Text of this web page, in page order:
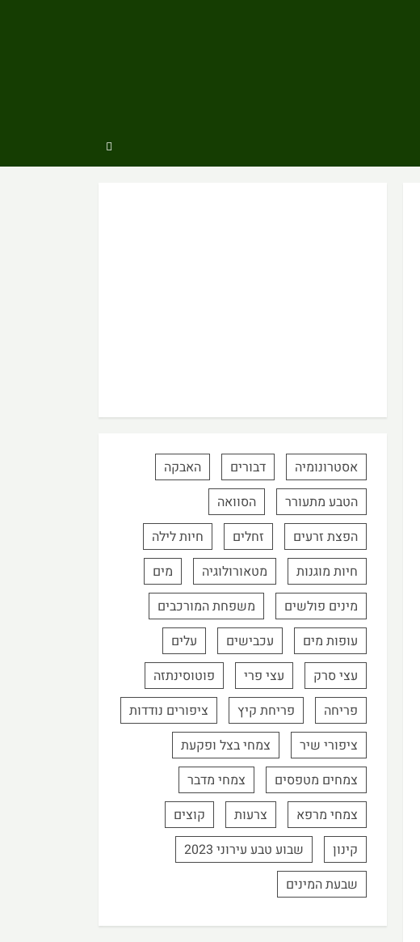
אסטרונומיה דבורים
האבקה
הטבע מתעורר
הסוואה
הפצת זרעים
זחלים
חיות לילה
חיות מוגנות
מטאורולוגיה
מים
מינים פולשים
משפחת המורכבים
עופות מים
עכבישים
עלים
עצי סרק
עצי פרי
פוטוסינתזה
פריחה
פריחת קיץ
ציפורים נודדות
ציפורי שיר
צמחי בצל ופקעת
צמחים מטפסים
צמחי מדבר
צמחי מרפא
צרעות
קוצים
קינון
שבוע טבע עירוני 2023
שבעת המינים